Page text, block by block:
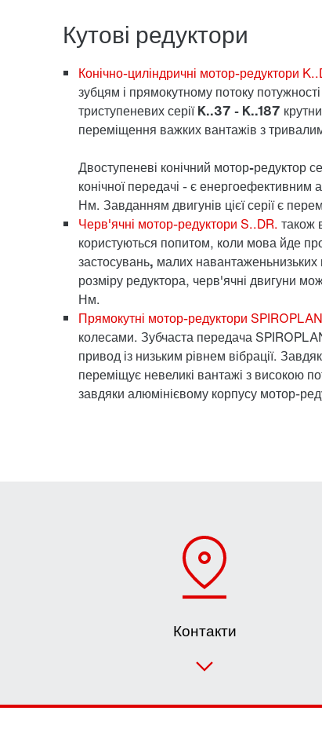
Кутові редуктори
Конічно-циліндричні мотор-редуктори
зубцям і прямокутному потоку
триступеневихсерії K..37 - K..187
переміщення важких вантажів з
Двоступеневі конічний мотор-редуктор
конічної передачі - є
Нм. Завданням двигунів цієї серії є
Черв'ячні мотор-редуктори S..DR. також
користуються попитом, коли мова йде
застосувань, малих навантажень
розміру редуктора, черв'ячні двигуни
Нм.
Прямокутні мотор-редуктори
колесами. Зубчаста передача
привод із низьким рівнем вібрації.
переміщує невеликі вантажі з високою
завдяки алюмінієвому корпусу мотор-
Контакти